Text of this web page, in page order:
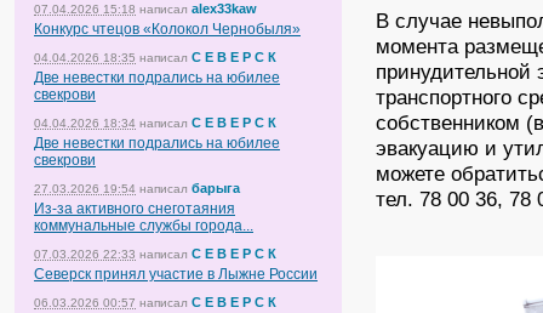
07.04.2026 15:18 написал alex33kaw
Конкурс чтецов «Колокол Чернобыля»
04.04.2026 18:35 написал С Е В Е Р С К
Две невестки подрались на юбилее
свекрови
04.04.2026 18:34 написал С Е В Е Р С К
Две невестки подрались на юбилее
свекрови
27.03.2026 19:54 написал барыга
Из-за активного снеготаяния
коммунальные службы города...
07.03.2026 22:33 написал С Е В Е Р С К
Северск принял участие в Лыжне России
06.03.2026 00:57 написал С Е В Е Р С К
В случае
момента
принудительной
транспортного
собственником
эвакуацию и
можете
тел. 78 00 36, 78